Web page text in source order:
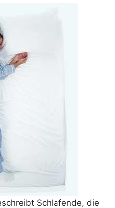
Schlafende, die